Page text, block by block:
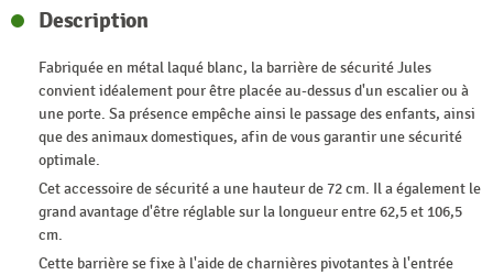
Description
Fabriquée en métal laqué blanc, la barrière de sécurité Jules
convient idéalement pour être placée au-dessus d'un escalier ou à
une porte. Sa présence empêche ainsi le passage des enfants, ainsi
que des animaux domestiques, afin de vous garantir une sécurité
optimale.
Cet accessoire de sécurité a une hauteur de 72 cm. Il a également le
grand avantage d'être réglable sur la longueur entre 62,5 et 106,5
cm.
Cette barrière se fixe à l'aide de charnières pivotantes à l'entrée